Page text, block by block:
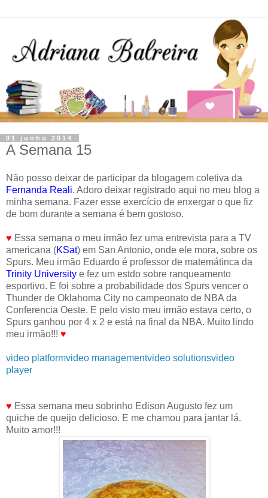
01 junho 2014
A Semana 15
Não posso deixar de participar da blogagem coletiva da
Fernanda Reali. Adoro deixar registrado aqui no meu blog a
minha semana. Fazer esse exercício de enxergar o que fiz
de bom durante a semana é bem gostoso.
♥ Essa semana o meu irmão fez uma entrevista para a TV
americana (KSat) em San Antonio, onde ele mora, sobre os
Spurs. Meu irmão Eduardo é professor de matemátinca da
Trinity University e fez um estdo sobre ranqueamento
esportivo. E foi sobre a probabilidade dos Spurs vencer o
Thunder de Oklahoma City no campeonato de NBA da
Conferencia Oeste. E pelo visto meu irmão estava certo, o
Spurs ganhou por 4 x 2 e está na final da NBA. Muito lindo
meu irmão!!! ♥
video platformvideo managementvideo solutionsvideo
player
♥ Essa semana meu sobrinho Edison Augusto fez um
quiche de queijo delicioso. E me chamou para jantar lá.
Muito amor!!!